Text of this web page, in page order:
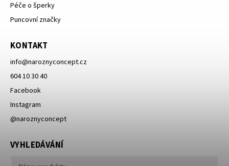
Péče o šperky
Puncovní značky
KONTAKT
info@naroznyconcept.cz
604 10 30 40
Facebook
Instagram
@naroznyconcept
VYHLEDÁVÁNÍ